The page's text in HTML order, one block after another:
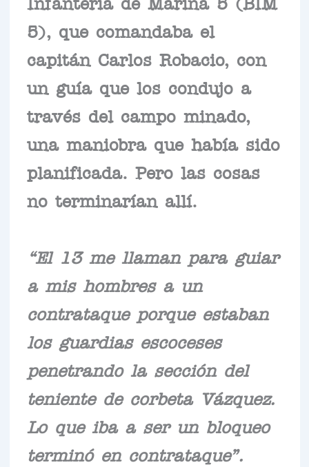
Infantería de Marina 5 (BIM
5), que comandaba el
capitán Carlos Robacio, con
un guía que los condujo a
través del campo minado,
una maniobra que había sido
planificada. Pero las cosas
no terminarían allí.
“El 13 me llaman para guiar
a mis hombres a un
contrataque porque estaban
los guardias escoceses
penetrando la sección del
teniente de corbeta Vázquez.
Lo que iba a ser un bloqueo
terminó en contrataque”.